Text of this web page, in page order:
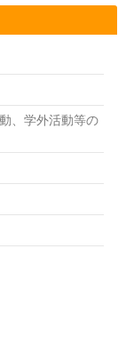
、学外活動等の